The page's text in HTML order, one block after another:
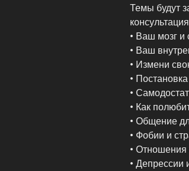
Темы будут
• Ваш мозг и
• Ваш
• Измени
•
•
• Как
• Общение
• Фобии и
• Отношения
• Депрессии